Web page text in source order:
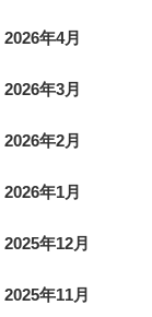
2026年4月
2026年3月
2026年2月
2026年1月
2025年12月
2025年11月